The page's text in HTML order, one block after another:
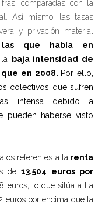
comparadas con la
Así mismo, las tasas
y privación material
que había en
baja intensidad de
en 2008. Por ello,
colectivos que sufren
intensa debido a
haberse visto
referentes a la renta
de13.504 euros por
euros, lo que sitúa a La
euros por encima que la